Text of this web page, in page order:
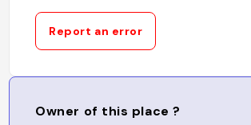
Report an error
Owner of this place ?